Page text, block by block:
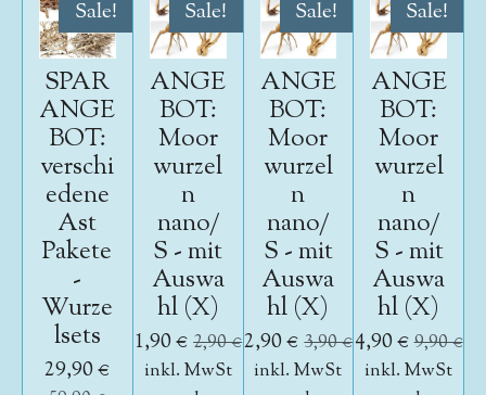
Sale!
SPAR
ANGE
BOT:
verschi
edene
Ast
Pakete
-
Wurze
lsets
29,90 €
Sale!
ANGE
BOT:
Moor
wurzel
n
nano/
S - mit
Auswa
hl (X)
1,90 € 2,90 €
inkl. MwSt
Sale!
ANGE
BOT:
Moor
wurzel
n
nano/
S - mit
Auswa
hl (X)
2,90 € 3,90 €
inkl. MwSt
Sale!
ANGE
BOT:
Moor
wurzel
n
nano/
S - mit
Auswa
hl (X)
4,90 €9,90 €
inkl. MwSt